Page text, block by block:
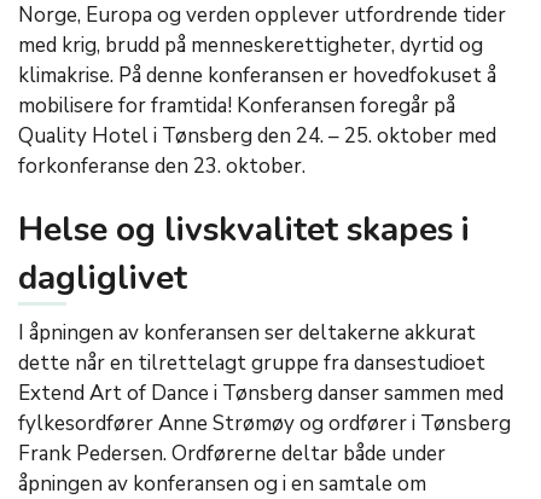
Norge, Europa og verden opplever utfordrende tider
med krig, brudd på menneskerettigheter, dyrtid og
klimakrise. På denne konferansen er hovedfokuset å
mobilisere for framtida! Konferansen foregår på
Quality Hotel i Tønsberg den 24. – 25. oktober med
forkonferanse den 23. oktober.
Helse og livskvalitet skapes i
dagliglivet
I åpningen av konferansen ser deltakerne akkurat
dette når en tilrettelagt gruppe fra dansestudioet
Extend Art of Dance i Tønsberg danser sammen med
fylkesordfører Anne Strømøy og ordfører i Tønsberg
Frank Pedersen. Ordførerne deltar både under
åpningen av konferansen og i en samtale om